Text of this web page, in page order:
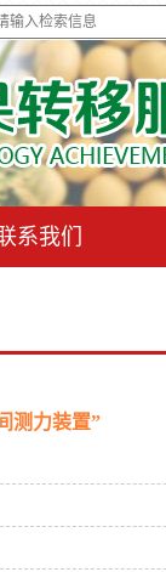
系我们
测力装置”